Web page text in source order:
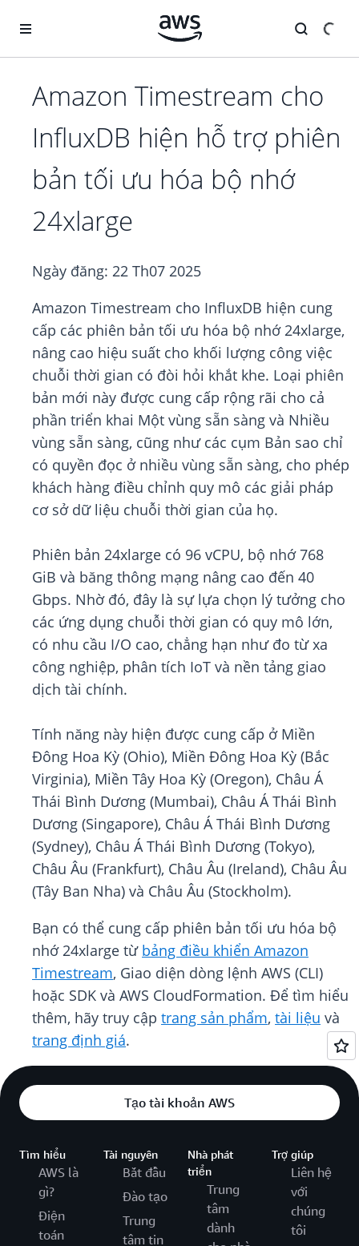
Amazon Timestream cho
InfluxDB hiện hỗ trợ phiên
bản tối ưu hóa bộ nhớ
24xlarge
Ngày đăng: 22 Th07 2025
Amazon Timestream cho InfluxDB hiện cung
cấp các phiên bản tối ưu hóa bộ nhớ 24xlarge,
nâng cao hiệu suất cho khối lượng công việc
chuỗi thời gian có đòi hỏi khắt khe. Loại phiên
bản mới này được cung cấp rộng rãi cho cả
phần triển khai Một vùng sẵn sàng và Nhiều
vùng sẵn sàng, cũng như các cụm Bản sao chỉ
có quyền đọc ở nhiều vùng sẵn sàng, cho phép
khách hàng điều chỉnh quy mô các giải pháp
cơ sở dữ liệu chuỗi thời gian của họ.
Phiên bản 24xlarge có 96 vCPU, bộ nhớ 768
GiB và băng thông mạng nâng cao đến 40
Gbps. Nhờ đó, đây là sự lựa chọn lý tưởng cho
các ứng dụng chuỗi thời gian có quy mô lớn,
có nhu cầu I/O cao, chẳng hạn như đo từ xa
công nghiệp, phân tích IoT và nền tảng giao
dịch tài chính.
Tính năng này hiện được cung cấp ở Miền
Đông Hoa Kỳ (Ohio), Miền Đông Hoa Kỳ (Bắc
Virginia), Miền Tây Hoa Kỳ (Oregon), Châu Á
Thái Bình Dương (Mumbai), Châu Á Thái Bình
Dương (Singapore), Châu Á Thái Bình Dương
(Sydney), Châu Á Thái Bình Dương (Tokyo),
Châu Âu (Frankfurt), Châu Âu (Ireland), Châu Âu
(Tây Ban Nha) và Châu Âu (Stockholm).
Bạn có thể cung cấp phiên bản tối ưu hóa bộ
nhớ 24xlarge từ bảng điều khiển Amazon
Timestream, Giao diện dòng lệnh AWS (CLI)
hoặc SDK và AWS CloudFormation. Để tìm hiểu
thêm, hãy truy cập trang sản phẩm, tài liệu và
trang định giá.
Tạo tài khoản AWS
Tìm hiểu
AWS là
gì?
Điện
toán
Tài nguyên
Bắt đầu
Đào tạo
Trung
tâm tin
Nhà phát
triển
Trung
tâm
dành
Trợ giúp
Liên hệ
với
chúng
tôi